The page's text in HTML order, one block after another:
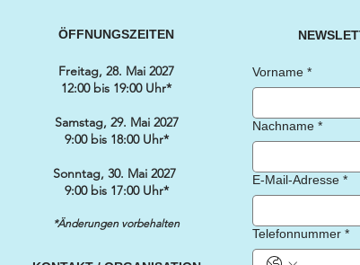
ÖFFNUNGSZEITEN
Freitag, 28. Mai 2027
12:00 bis 19:00 Uhr*
Samstag, 29. Mai 2027
9:00 bis 18:00 Uhr*
Sonntag, 30. Mai 2027
9:00 bis 17:00 Uhr*
*Änderungen vorbehalten
Vorname *
Nachname *
E-Mail-Adresse *
Telefonnummer *